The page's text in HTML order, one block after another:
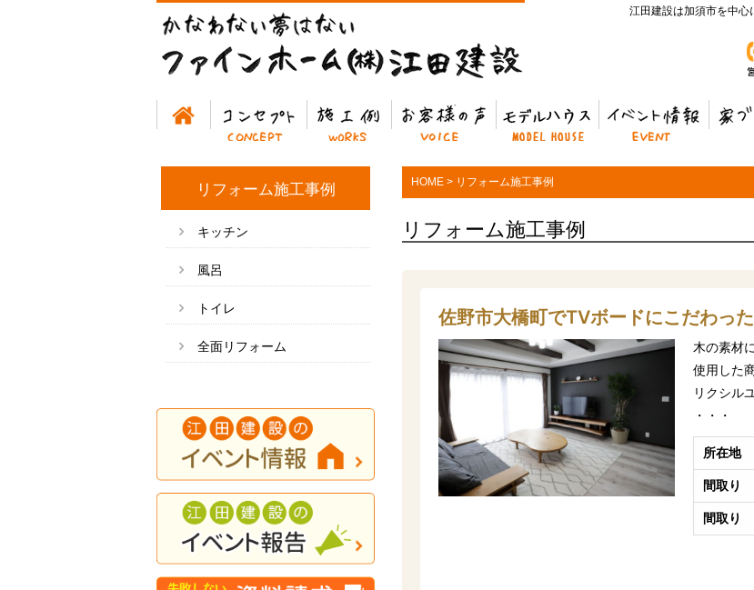
江田建設は加須市を中
HOME > リフォーム施工事例
リフォーム施工事例
佐野市大橋町でTVボードにこだわっ
木の素材
使用した
リクシル
・・・
所在地
間取り
間取り
リフォーム施工事例
キッチン
風呂
トイレ
全面リフォーム